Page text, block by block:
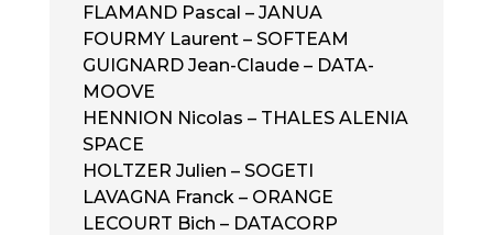
FLAMAND Pascal – JANUA
FOURMY Laurent – SOFTEAM
GUIGNARD Jean-Claude – DATA-
MOOVE
HENNION Nicolas – THALES ALENIA
SPACE
HOLTZER Julien – SOGETI
LAVAGNA Franck – ORANGE
LECOURT Bich – DATACORP